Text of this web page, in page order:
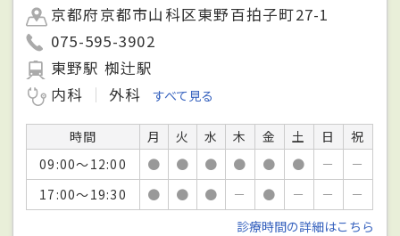
京都府京都市山科区東野百拍子町27-1
075-595-3902
東野駅 椥辻駅
内科
外科 すべて見る
時間 月 火 水 木 金 土 日
祝
09:00～12:00
● ● ● ● ● ● －
－
17:00～19:30
● ● ● － ● － －
－
診療時間の詳細はこちら